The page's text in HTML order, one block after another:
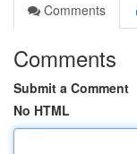
Comments
Comments
Submit a Comment
No HTML